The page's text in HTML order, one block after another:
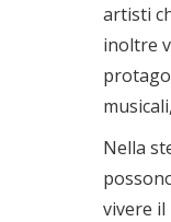
artisti
inoltre
Nella
vivere